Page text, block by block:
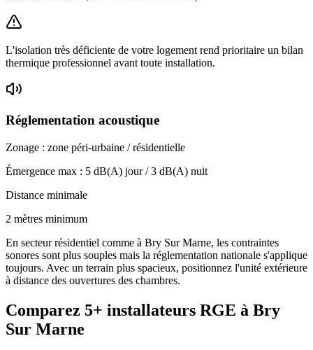
L'isolation très déficiente de votre logement rend prioritaire un bilan
thermique professionnel avant toute installation.
Réglementation acoustique
Zonage : zone péri-urbaine / résidentielle
Émergence max : 5 dB(A) jour /3 dB(A) nuit
Distance minimale
2 mètres minimum
En secteur résidentiel comme à Bry Sur Marne, les contraintes
sonores sont plus souples mais la réglementation nationale s'applique
toujours. Avec un terrain plus spacieux, positionnez l'unité extérieure
à distance des ouvertures des chambres.
Comparez 5+ installateurs RGE à Bry
Sur Marne